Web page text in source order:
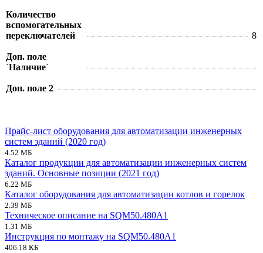
Количество
вспомогательных
переключателей
8
Доп. поле
`Наличие`
Доп. поле 2
Прайс-лист оборудования для автоматизации инженерных
систем зданий (2020 год)
4.52 МБ
Каталог продукции для автоматизации инженерных систем
зданий. Основные позиции (2021 год)
6.22 МБ
Каталог оборудования для автоматизации котлов и горелок
2.39 МБ
Техническое описание на SQM50.480A1
1.31 МБ
Инструкция по монтажу на SQM50.480A1
406.18 КБ